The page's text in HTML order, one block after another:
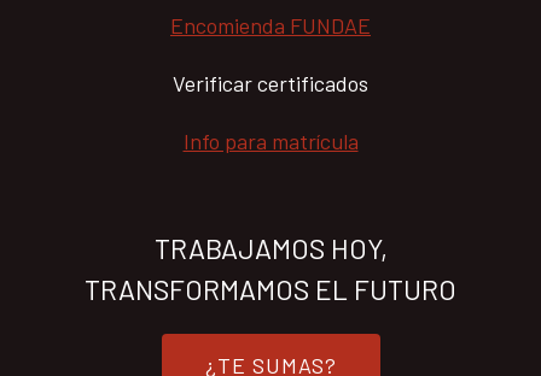
Encomienda FUNDAE
Verificar certificados
Info para matrícula
TRABAJAMOS HOY,
TRANSFORMAMOS EL FUTURO
¿TE SUMAS?